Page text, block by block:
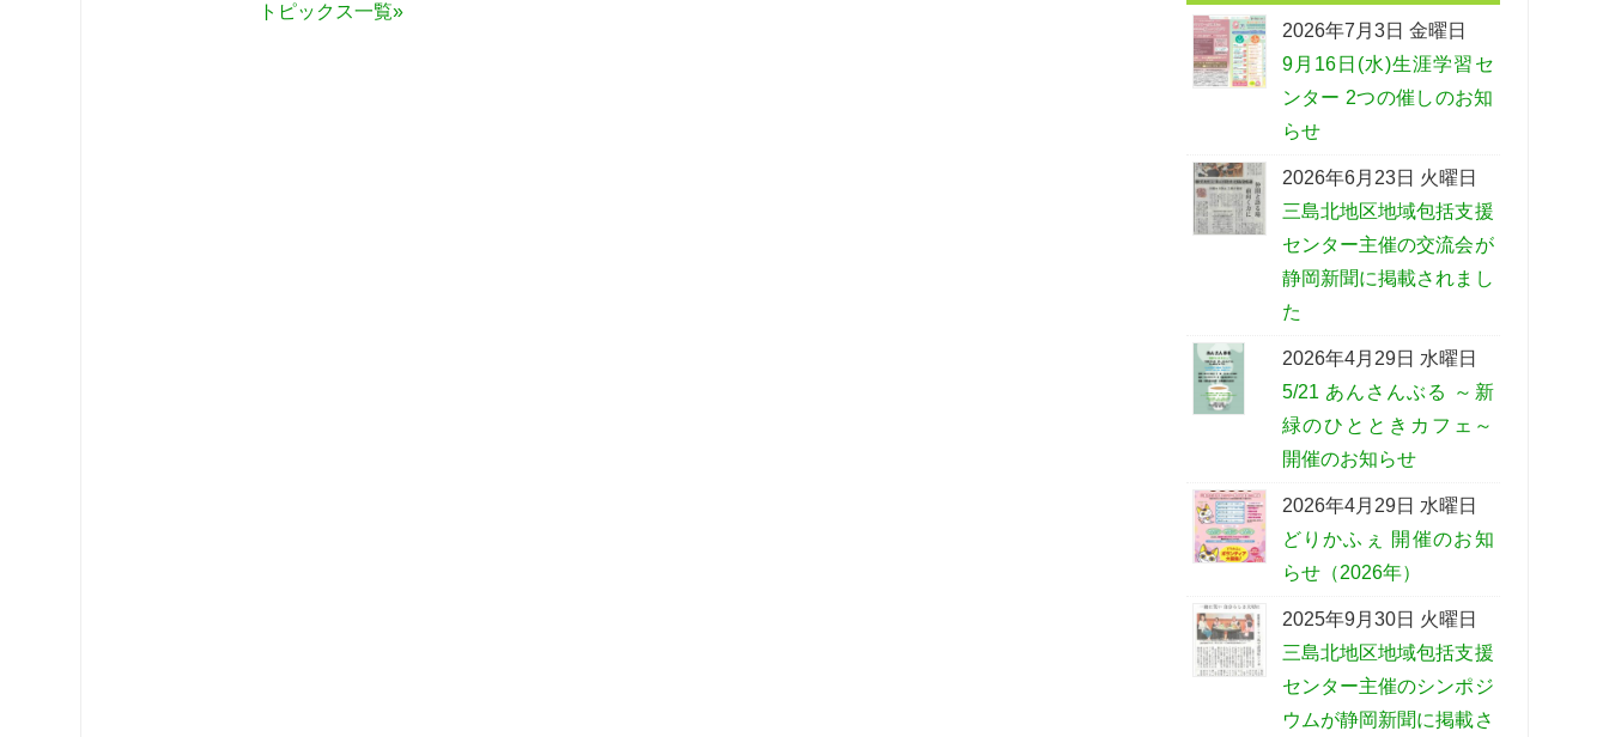
トピックス一覧»
2026年7月3日 金曜日
9月16日(水)生涯学習セ
ンター 2つの催しのお知
らせ
2026年6月23日 火曜日
三島北地区地域包括支援
センター主催の交流会が
静岡新聞に掲載されまし
た
2026年4月29日 水曜日
5/21 あんさんぶる ～新
緑のひとときカフェ～
開催のお知らせ
2026年4月29日 水曜日
どりかふぇ 開催のお知
らせ（2026年）
2025年9月30日 火曜日
三島北地区地域包括支援
センター主催のシンポジ
ウムが静岡新聞に掲載さ